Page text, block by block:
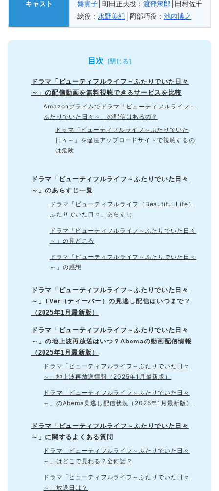
キャスト
盤貴子 │町田正夫役： 渡部篤郎 │田村佐千
絵役： 水野美紀 │岡部巧役： 池内博之
目次
ドラマ「ビューティフルライフ～ふたりでいた日々
～」の配信動画を無料視聴できるサービスを比較
Amazonプライムでドラマ「ビューティフルライフ～
ふたりでいた日々～」の配信はあるの？
ドラマ「ビューティフルライフ～ふたりでいた
日々～」を違法アップロードサイトで視聴するの
は危険
ドラマ「ビューティフルライフ～ふたりでいた日々
～」のあらすじ一覧
ドラマ「ビューティフルライフ（Beautiful Life）
ふたりでいた日々」あらすじ
ドラマ「ビューティフルライフ～ふたりでいた日々
～」の見どころ
ドラマ「ビューティフルライフ～ふたりでいた日々
～」の感想
ドラマ「ビューティフルライフ～ふたりでいた日々
～」TVer（ティーバー）の見逃し配信はいつまで？
（2025年1月最新版）
ドラマ「ビューティフルライフ～ふたりでいた日々
～」の地上波再放送はいつ？Abemaの動画配信情報
（2025年1月最新版）
ドラマ「ビューティフルライフ～ふたりでいた日々
～」地上波再放送情報（2025年1月最新版）
ドラマ「ビューティフルライフ～ふたりでいた日々
～」のAbema見逃し配信状況（2025年1月最新版）
ドラマ「ビューティフルライフ～ふたりでいた日々
～」に関するよくある質問
ドラマ「ビューティフルライフ～ふたりでいた日々
～」はどこで見れる？全何話？
ドラマ「ビューティフルライフ～ふたりでいた日々
～」放送日は？